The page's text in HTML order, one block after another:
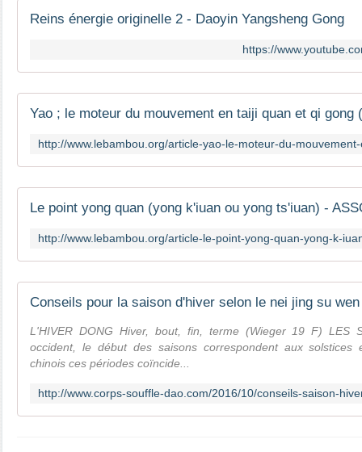
Reins énergie originelle 2 - Daoyin Yangsheng Gong
https://
L'HIVER DONG Hiver, bout, fin, terme (Wieger 19 F) LES
occident, le début des saisons correspondent aux
chinois ces périodes coïncide...